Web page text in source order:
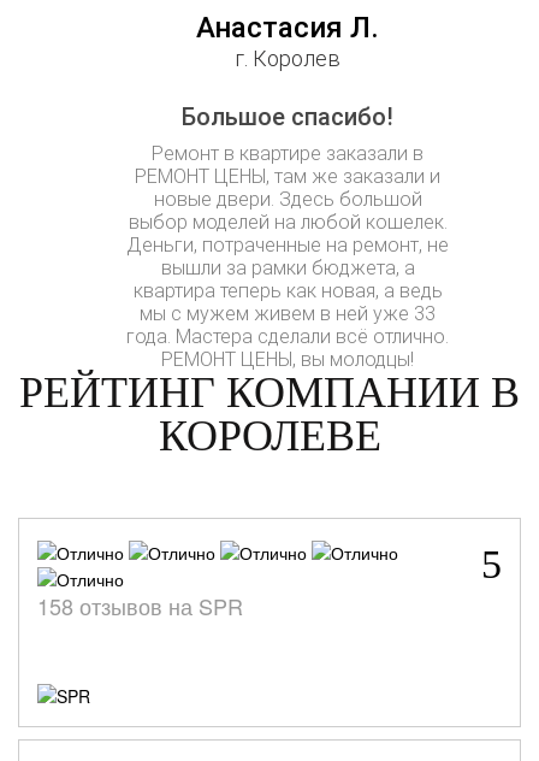
Анастасия Л.
г. Королев
Большое спасибо!
Ремонт в квартире заказали в
РЕМОНТ ЦЕНЫ, там же заказали и
новые двери. Здесь большой
выбор моделей на любой кошелек.
Деньги, потраченные на ремонт, не
вышли за рамки бюджета, а
квартира теперь как новая, а ведь
мы с мужем живем в ней уже 33
года. Мастера сделали всё отлично.
РЕМОНТ ЦЕНЫ, вы молодцы!
РЕЙТИНГ КОМПАНИИ В
КОРОЛЕВЕ
5
158 отзывов на SPR